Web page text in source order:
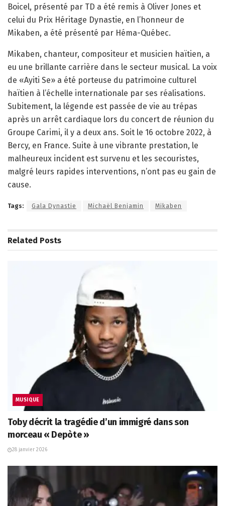
Boicel, présenté par TD a été remis à Oliver Jones et
celui du Prix Héritage Dynastie, en l’honneur de
Mikaben, a été présenté par Héma-Québec.
Mikaben, chanteur, compositeur et musicien haïtien, a
eu une brillante carrière dans le secteur musical. La voix
de «Ayiti Se» a été porteuse du patrimoine culturel
haïtien à l’échelle internationale par ses réalisations.
Subitement, la légende est passée de vie au trépas
après un arrêt cardiaque lors du concert de réunion du
Groupe Carimi, il y a deux ans. Soit le 16 octobre 2022, à
Bercy, en France. Suite à une vibrante prestation, le
malheureux incident est survenu et les secouristes,
malgré leurs rapides interventions, n’ont pas eu gain de
cause.
Tags: Gala Dynastie Michaël Benjamin Mikaben
Related Posts
MUSIQUE
Toby décrit la tragédie d’un immigré dans son
morceau « Depòte »
28 janvier 2026